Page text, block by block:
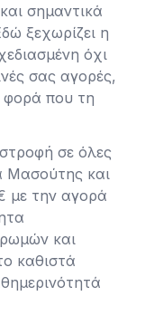
σημαντικά
ξεχωρίζει η
όχι
σας αγορές,
φορά που τη
σε όλες
Μασούτης και
με την αγορά
και
καθιστά